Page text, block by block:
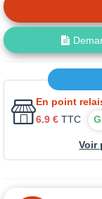
En point
6.9 € TTC
Voir